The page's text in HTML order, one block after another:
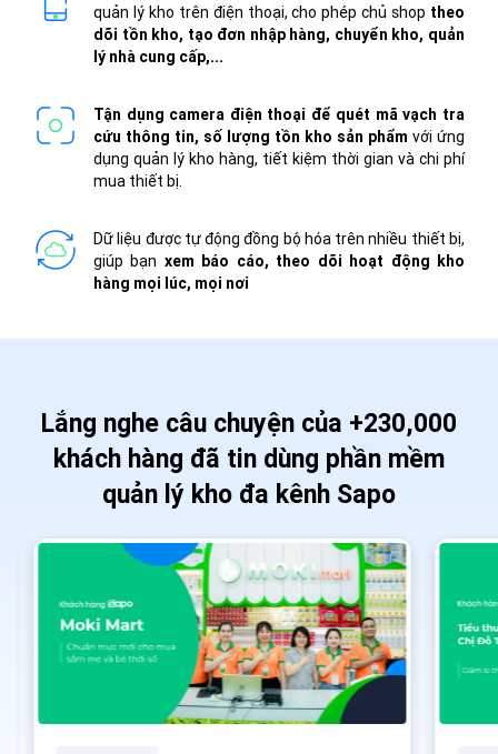
quản lý kho trên điện thoại, cho phép chủ shop theo
dõi tồn kho, tạo đơn nhập hàng, chuyển kho, quản
lý nhà cung cấp,...
Tận dụng camera điện thoại để quét mã vạch tra
cứu thông tin, số lượng tồn kho sản phẩm với ứng
dụng quản lý kho hàng, tiết kiệm thời gian và chi phí
mua thiết bị.
Dữ liệu được tự động đồng bộ hóa trên nhiều thiết bị,
giúp bạn xem báo cáo, theo dõi hoạt động kho
hàng mọi lúc, mọi nơi
Lắng nghe câu chuyện của +230,000
khách hàng đã tin dùng phần mềm
quản lý kho đa kênh Sapo